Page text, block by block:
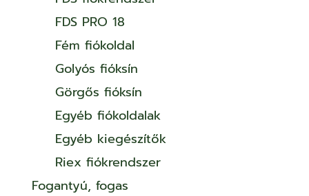
FDS PRO 18
Fém fiókoldal
Golyós fióksín
Görgős fióksín
Egyéb fiókoldalak
Egyéb kiegészítők
Riex fiókrendszer
Fogantyú, fogas